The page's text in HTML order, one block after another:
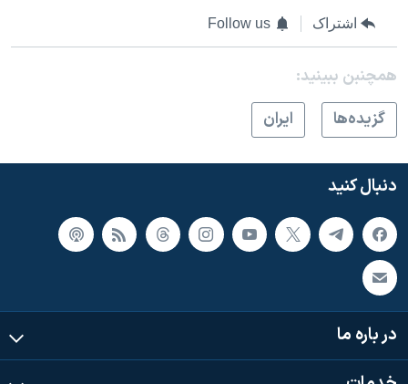
اشتراک Follow us
همچنبن ببینید:
گزيده‌ها
ايران
دنبال کنید
در باره ما